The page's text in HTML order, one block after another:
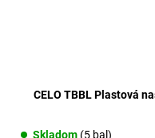
CELO TBBL Plastová
Skladom (5 bal)